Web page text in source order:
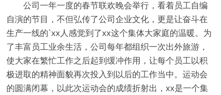
公司一年一度的春节联欢晚会举行，看着员工自编
自演的节目，不但弘传了公司企业文化，更是让奋斗在
生产一线的`xx人感觉到了xx这个集体大家庭的温暖。为
了丰富员工业余生活，公司每年都组织一次出外旅游，
使大家在繁忙工作之后起到缓冲作用，让每个员工以积
极进取的精神面貌再次投入到以后的工作当中。运动会
的圆满闭幕，以此次运动会的成绩折射出，xx是一个集